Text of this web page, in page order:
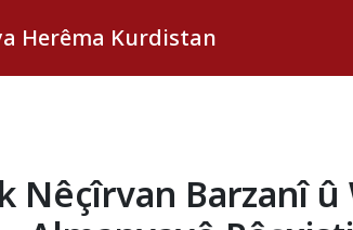
Herêma Kurdistan
Nêçîrvan Barzanî